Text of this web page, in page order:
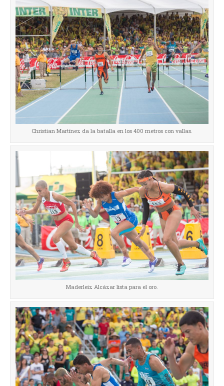
Christian Martínez da la batalla en los 400 metros con vallas.
Maderleiz Alcázar lista para el oro.